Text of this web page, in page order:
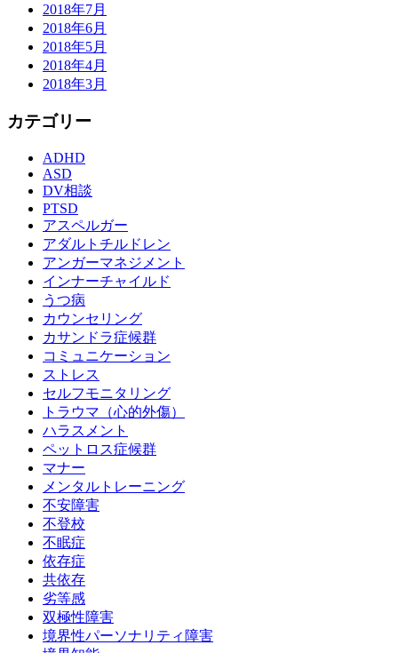
2018年7月
2018年6月
2018年5月
2018年4月
2018年3月
カテゴリー
ADHD
ASD
DV相談
PTSD
アスペルガー
アダルトチルドレン
アンガーマネジメント
インナーチャイルド
うつ病
カウンセリング
カサンドラ症候群
コミュニケーション
ストレス
セルフモニタリング
トラウマ（心的外傷）
ハラスメント
ペットロス症候群
マナー
メンタルトレーニング
不安障害
不登校
不眠症
依存症
共依存
劣等感
双極性障害
境界性パーソナリティ障害